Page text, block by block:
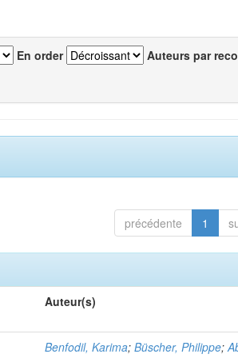
En order Auteurs par
précédente 1
Auteur(s)
Benfodil, Karima;Büscher, Philippe;